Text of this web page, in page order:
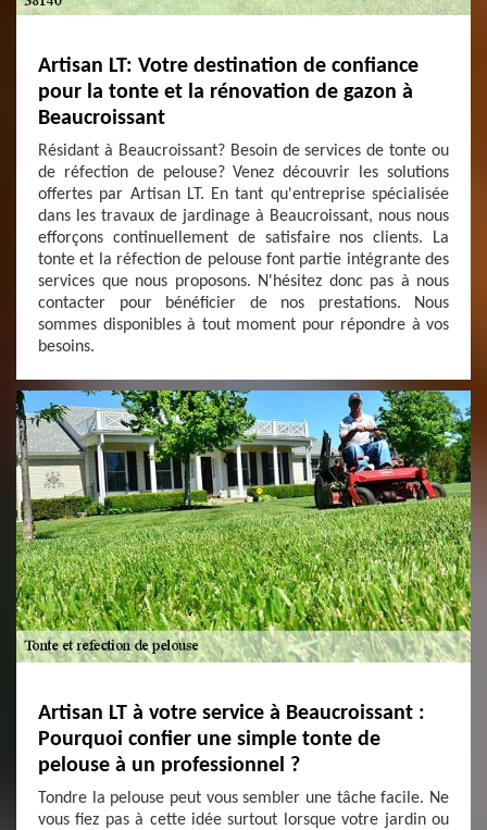
Artisan LT: Votre destination de confiance
pour la tonte et la rénovation de gazon à
Beaucroissant
Résidant à Beaucroissant? Besoin de services de tonte ou
de réfection de pelouse? Venez découvrir les solutions
offertes par Artisan LT. En tant qu'entreprise spécialisée
dans les travaux de jardinage à Beaucroissant, nous nous
efforçons continuellement de satisfaire nos clients. La
tonte et la réfection de pelouse font partie intégrante des
services que nous proposons. N'hésitez donc pas à nous
contacter pour bénéficier de nos prestations. Nous
sommes disponibles à tout moment pour répondre à vos
besoins.
Artisan LT à votre service à Beaucroissant :
Pourquoi confier une simple tonte de
pelouse à un professionnel ?
Tondre la pelouse peut vous sembler une tâche facile. Ne
vous fiez pas à cette idée surtout lorsque votre jardin ou